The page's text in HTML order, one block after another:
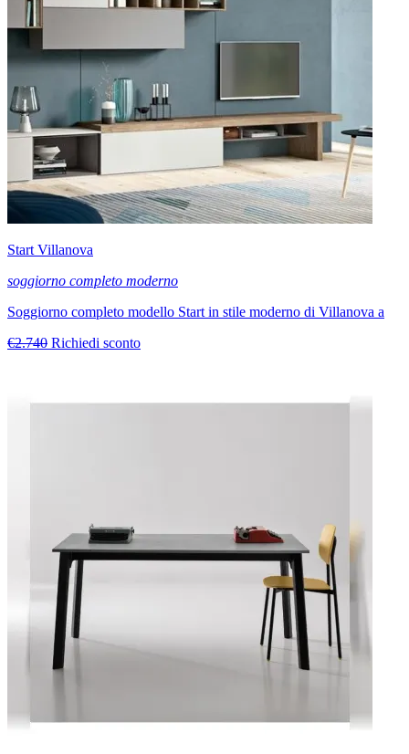
Start Villanova
soggiorno completo moderno
Soggiorno completo modello Start in stile moderno di Villanova a
€2.740 Richiedi sconto